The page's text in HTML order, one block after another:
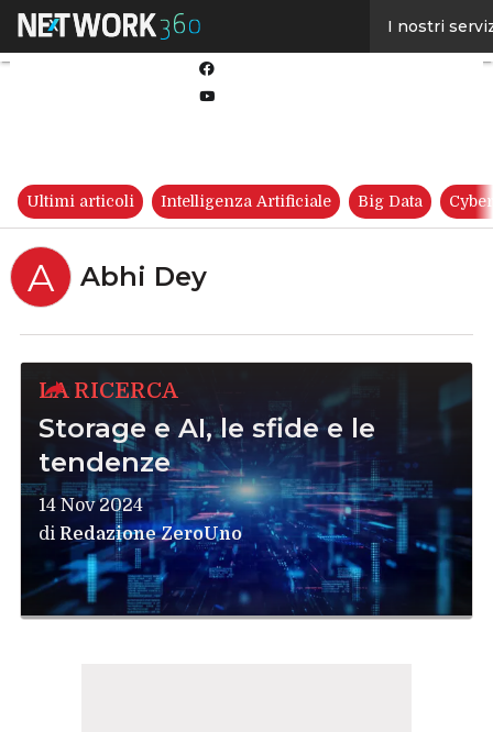
I nostri
Ultimi articoli Intelligenza Artificiale Big Data
A Abhi Dey
LA RICERCA
Storage e AI, le sfide e le
tendenze
14 Nov 2024
di Redazione ZeroUno